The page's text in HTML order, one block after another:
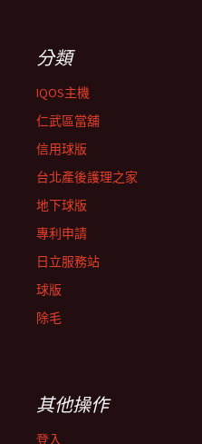
分類
IQOS主機
仁武區當舖
信用球版
台北產後護理之家
地下球版
專利申請
日立服務站
球版
除毛
其他操作
登入